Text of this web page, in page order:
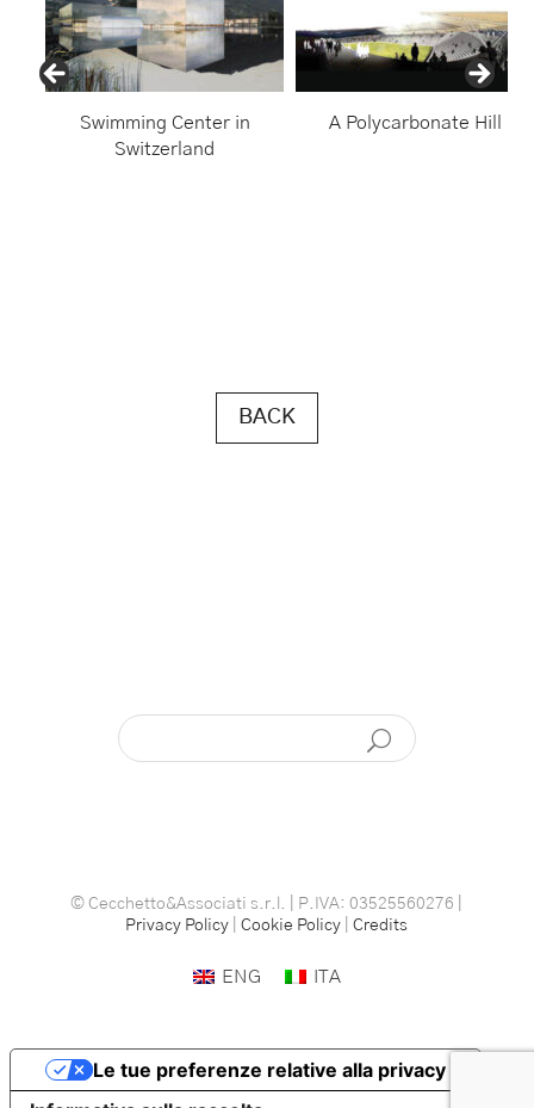
Swimming Center in
Switzerland
A Polycarbonate Hill
BACK
© Cecchetto&Associati s.r.l. | P.IVA: 03525560276 |
Privacy Policy |Cookie Policy |Credits
ENG ITA
Le tue preferenze relative alla privacy